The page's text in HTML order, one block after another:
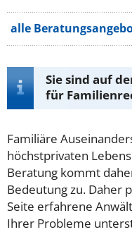
alle
Sie sind auf
für
Familiäre
höchstprivaten
Beratung kommt
Bedeutung zu. Daher
Seite erfahrene
Ihrer Probleme